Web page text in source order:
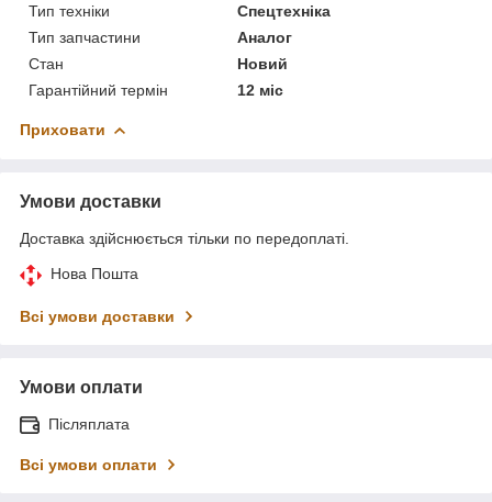
Тип техніки
Спецтехніка
Тип запчастини
Аналог
Стан
Новий
Гарантійний термін
12 міс
Приховати
Умови доставки
Доставка здійснюється тільки по передоплаті.
Нова Пошта
Всі умови доставки
Умови оплати
Післяплата
Всі умови оплати